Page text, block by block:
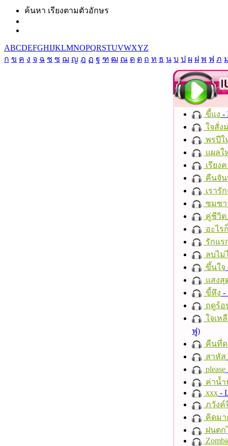
ค้นหา เรียงตามตัวอักษร
ABCDEFGHIJKLMNOPQRSTUVWXYZ
ก ข ค ง จ ฉ ช ซ ฌ ญ ฎ ฏ ฐ ฑ ฒ ณ ด ต ถ ท ธ น บ ป ผ ฝ พ ฟ ภ
ขี้แง -
ใจสั่ง
พรปีใ
แผลใ
เรียง
คืนจั
เรารั
ซมซ
คู่ชีวิต
อะไร
รักแร
ลบไม่
ขึ้นใจ
แสงสุ
ขี้หึง -
ฤดูร้อ
ใจเห
ฟู)
คืนที่ด
สาหัส
please
ค่าน้
xxx -
ภวังค์
คิดมา
ฝนตก